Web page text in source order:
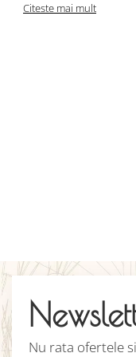
Citeste mai mult
Nu rata ofertele